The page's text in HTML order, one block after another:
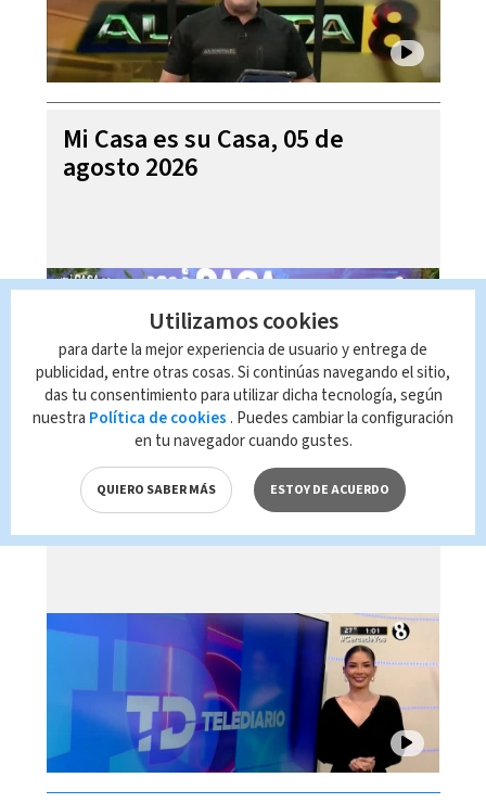
Mi Casa es su Casa, 05 de
agosto 2026
Telediario En Directo con Paula
Brenes, 05 de agosto 2026
Utilizamos cookies
para darte la mejor experiencia de usuario y entrega de
publicidad, entre otras cosas. Si continúas navegando el sitio,
das tu consentimiento para utilizar dicha tecnología, según
nuestra Política de cookies . Puedes cambiar la configuración
en tu navegador cuando gustes.
QUIERO SABER MÁS ESTOY DE ACUERDO